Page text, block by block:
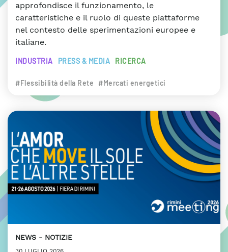
approfondisce il funzionamento, le
caratteristiche e il ruolo di queste piattaforme
nel contesto delle sperimentazioni europee e
italiane.
INDUSTRIA PRESS & MEDIA RICERCA
#Flessibilità della Rete #Mercati energetici
NEWS NOTIZIE